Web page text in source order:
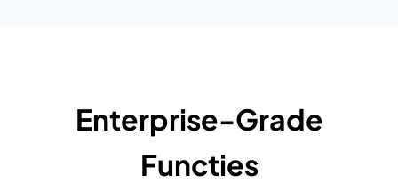
Enterprise-Grade
Functies